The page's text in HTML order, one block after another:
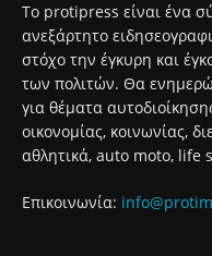
Το protipress είναι ένα
ανεξάρτητο
στόχο την έγκυρη και
των πολιτών. Θα
για θέματα
οικονομίας, κοινωνίας,
αθλητικά, auto moto, life
Επικοινωνία: